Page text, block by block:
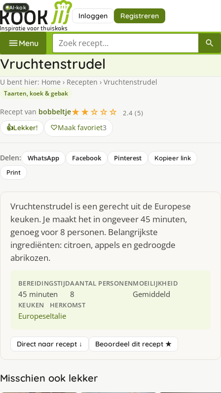
Inloggen Registreren
Menu Zoek een recept
Vruchtenstrudel
U bent hier: Home › Recepten › Vruchtenstrudel
Taarten, koek & gebak
Recept van bobbeltje★★☆☆☆
2.4 (5)
👍Lekker! Maak favoriet3
Delen: WhatsApp Facebook Pinterest
Kopieer link
Print
Vruchtenstrudel is een gerecht uit de Europese
keuken. Je maakt het in ongeveer 45 minuten,
genoeg voor 8 personen. Belangrijkste
ingrediënten: citroen, appels en gedroogde
abrikozen.
BEREIDINGSTIJD
45 minuten
AANTAL PERSONEN
8
MOEILIJKHEID
Gemiddeld
KEUKEN
Europese
HERKOMST
Italie
Direct naar recept ↓ Beoordeel dit recept ★
Misschien ook lekker
AI-kok
AI-kok
AI-kok
AI-kok
AI-kok